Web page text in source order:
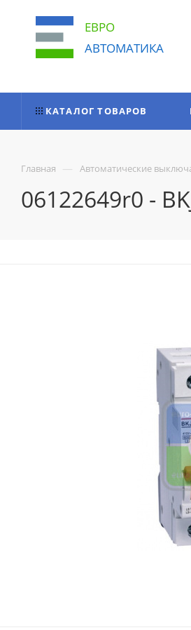
ЕВРО
АВТОМАТИКА
КАТАЛОГ ТОВАРОВ
Главная — Автоматические
06122649r0 -